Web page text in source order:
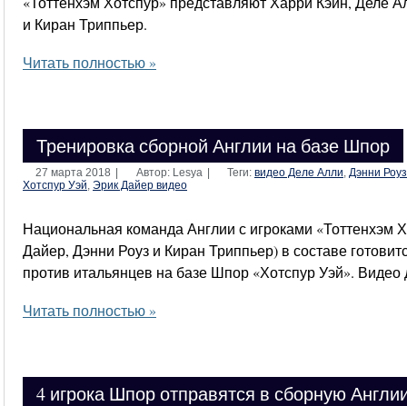
и Киран Триппьер.
Читать полностью »
Тренировка сборной Англии на базе Шпор
27 марта 2018 Автор: Lesya Теги: видео Деле Алли, Дэнни Роуз
Хотспур Уэй, Эрик Дайер видео
Национальная команда Англии с игроками «Тоттенхэм
Дайер, Дэнни Роуз и Киран Триппьер) в составе
против итальянцев на базе Шпор «Хотспур Уэй».
Читать полностью »
4 игрока Шпор отправятся в сборную